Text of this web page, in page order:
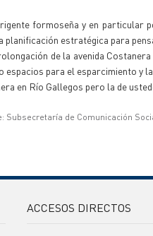
formoseña y en
estratégica para
de la avenida
para el esparcimiento y
en Río Gallegos pero la de
Subsecretaría de Comunicación
ACCESOS DIRECTOS